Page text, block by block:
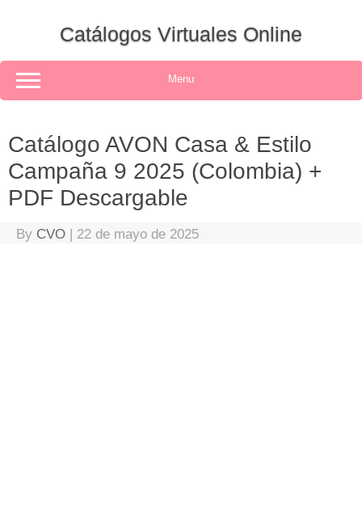
Catálogos Virtuales Online
Menu
Catálogo AVON Casa & Estilo
Campaña 9 2025 (Colombia) +
PDF Descargable
By CVO | 22 de mayo de 2025